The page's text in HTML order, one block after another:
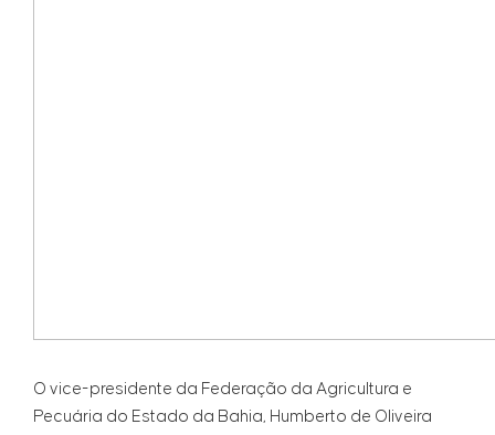
O vice-presidente da Federação da Agricultura e
Pecuária do Estado da Bahia, Humberto de Oliveira